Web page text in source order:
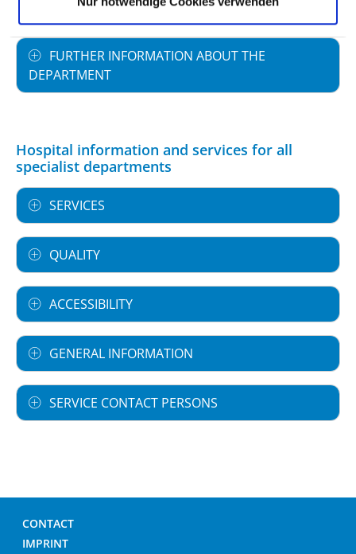
NUMBERS
FURTHER INFORMATION ABOUT THE
DEPARTMENT
Hospital information and services for all
specialist departments
SERVICES
QUALITY
ACCESSIBILITY
GENERAL INFORMATION
SERVICE CONTACT PERSONS
CONTACT
IMPRINT